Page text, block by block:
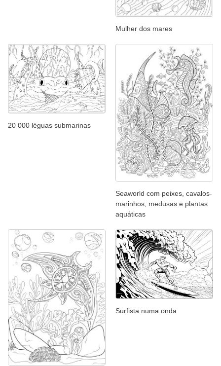
Mulher dos mares
20 000 léguas submarinas
Seaworld com peixes, cavalos-
marinhos, medusas e plantas
aquáticas
Surfista numa onda